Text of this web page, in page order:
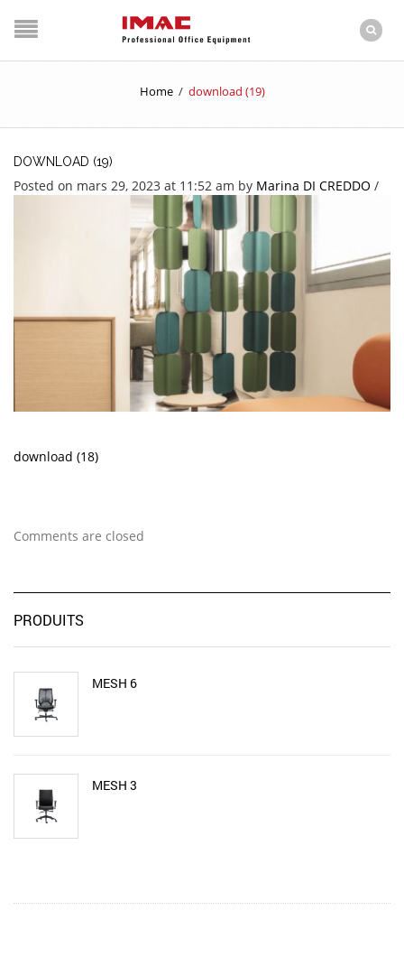
Home / download (19)
DOWNLOAD (19)
Posted on mars 29, 2023 at 11:52 am by Marina DI CREDDO /
download (18)
Comments are closed
PRODUITS
MESH 6
MESH 3